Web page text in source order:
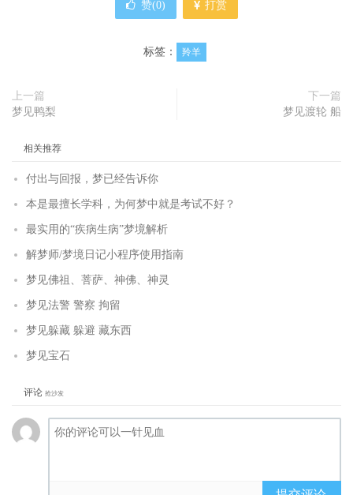
赞(0) 打赏
标签： 羚羊
上一篇
梦见鸭梨
下一篇
梦见渡轮 船
相关推荐
付出与回报，梦已经告诉你
本是最擅长学科，为何梦中就是考试不好？
最实用的“疾病生病”梦境解析
解梦师/梦境日记小程序使用指南
梦见佛祖、菩萨、神佛、神灵
梦见法警 警察 拘留
梦见躲藏 躲避 藏东西
梦见宝石
评论 抢沙发